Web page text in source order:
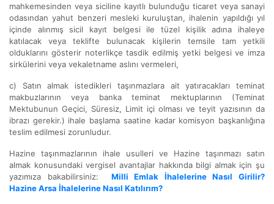
mahkemesinden veya siciline kayıtlı bulunduğu ticaret veya sanayi
odasından yahut benzeri mesleki kuruluştan, ihalenin yapıldığı yıl
içinde alınmış sicil kayıt belgesi ile tüzel kişilik adına ihaleye
katılacak veya teklifte bulunacak kişilerin temsile tam yetkili
olduklarını gösterir noterlikçe tasdik edilmiş yetki belgesi ve imza
sirkülerini veya vekaletname aslını vermeleri,
c) Satın almak istedikleri taşınmazlara ait yatıracakları teminat
makbuzlarının veya banka teminat mektuplarının (Teminat
Mektubunun Geçici, Süresiz, Limit içi olması ve teyit yazısının da
ibrazı gerekir.) ihale başlama saatine kadar komisyon başkanlığına
teslim edilmesi zorunludur.
Hazine taşınmazlarının ihale usulleri ve Hazine taşınmazı satın
almak konusundaki vergisel avantajlar hakkında bilgi almak için şu
yazımıza bakabilirsiniz: Milli Emlak İhalelerine Nasıl Girilir?
Hazine Arsa İhalelerine Nasıl Katılırım?